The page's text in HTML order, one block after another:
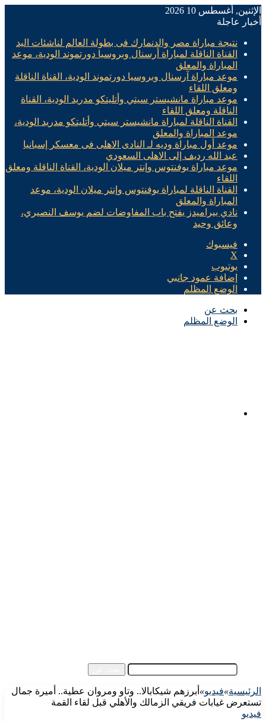
الإثنين, أغسطس 10 2026
أخبار عاجلة
نتيجة مباراة مصر والدنمارك فى بطولة العالم لناشئات اليد
القناة الناقلة لمباراة أرسنال وبروسيا دورتموند الودية، موعد
المباراة والمعلق
موعد مباراة آرسنال وبروسيا دورتموند الودية، القناة الناقلة
ومعلق اللقاء
موعد مباراة مانشيستر سيتي وأتليتكو مدريد الودية، القناة
الناقلة ومعلق اللقاء
القناة الناقلة لمباراة مانشيستر سيتي وأتليتكو مدريد الودية،
موعد المباراة والمعلق
موعد أول مباراة وديه لـ النادى الاهلى فى معسكر إسبانيا
عبد الله رديف إلى الاهلى السعودي
موعد مباراة يوفنتوس وإنتر ميلان الودية، القناة الناقلة ومعلق
اللقاء
القناة الناقلة لمباراة يوفنتوس وإنتر ميلان الودية، موعد
المباراة والمعلق
نادي بيراميدز يفتح باب المفاوضات لضم يوسف النصيري،
وعائق وحيد
فيسبوك
X
يوتيوب
إضافة عمود جانبي
الوضع المظلم
بحث عن
الوضع المظلم
الرئيسية»فيديو» أبرزهم شيكابالا.. وتاو ومروان عطية.. أميرة جمال
تستعرض غيابات فريقي الزمالك والأهلي قبل لقاء القمة
فيديو